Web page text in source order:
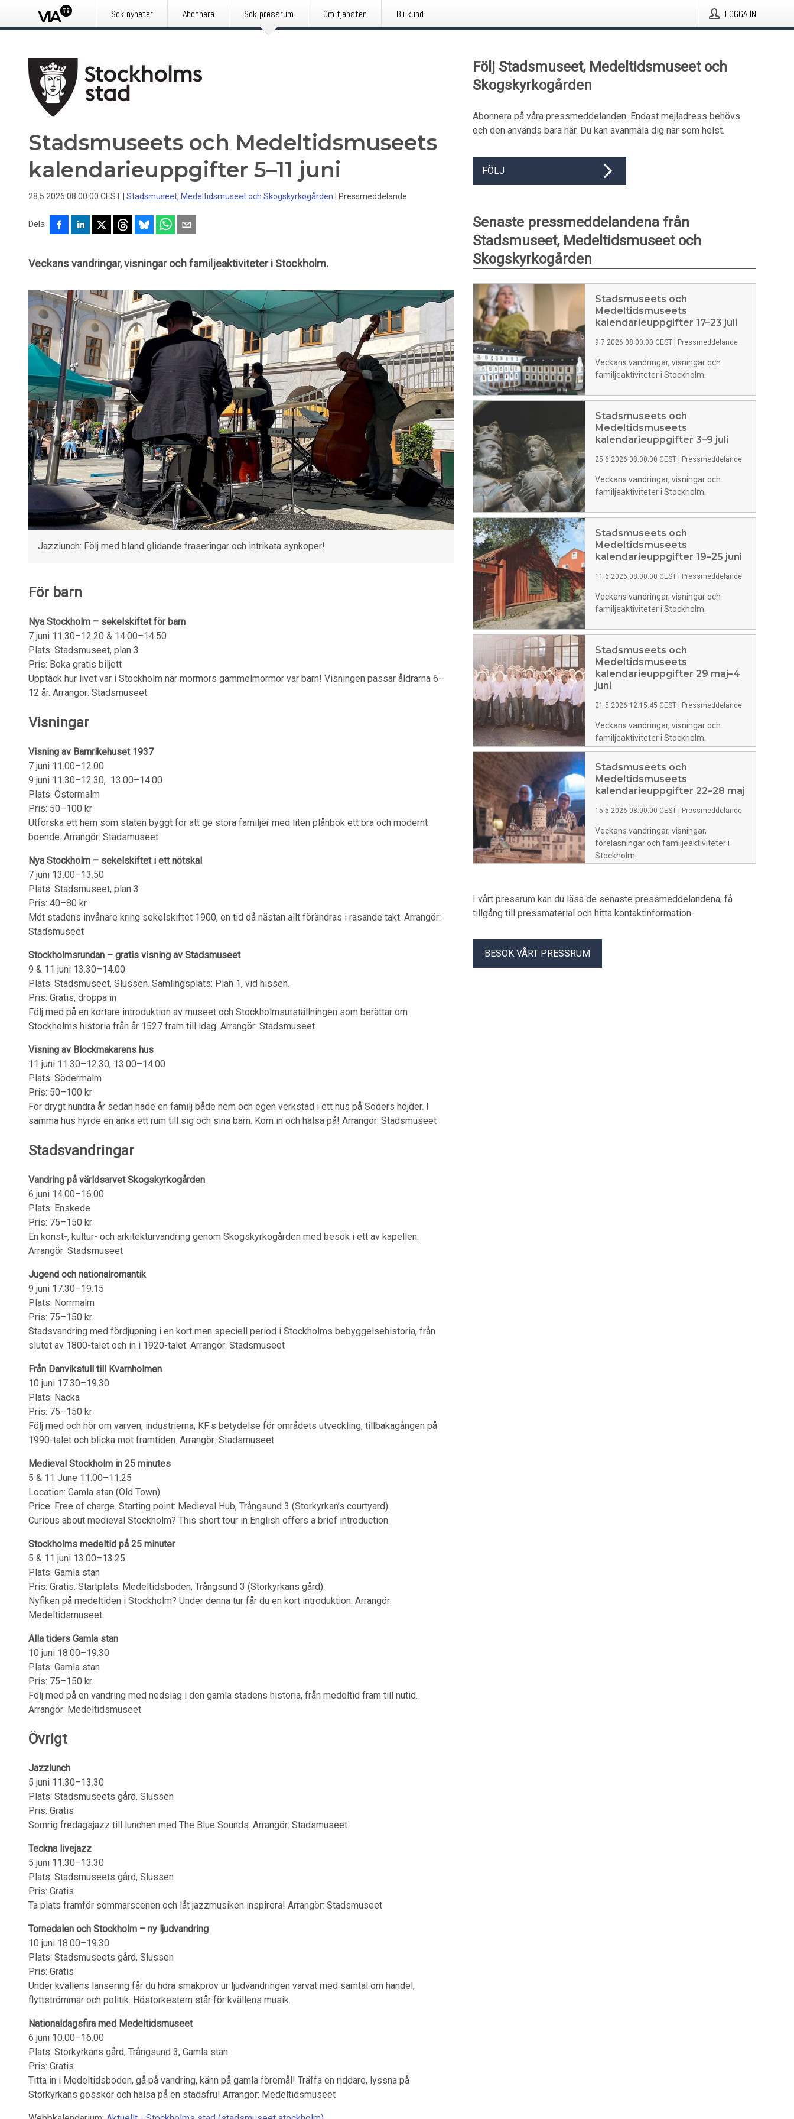
Sök nyheter Abonnera Sök pressrum Om tjänsten Bli kund LOGGA IN
Stadsmuseets och Medeltidsmuseets
kalendarieuppgifter 5–11 juni
28.5.2026 08:00:00 CEST Stadsmuseet, Medeltidsmuseet och Skogskyrkogården Pressmeddelande
Dela
Veckans vandringar, visningar och familjeaktiviteter i Stockholm.
Jazzlunch: Följ med bland glidande fraseringar och intrikata synkoper!
För barn
Nya Stockholm – sekelskiftet för barn
7 juni 11.30–12.20 & 14.00–14.50
Plats: Stadsmuseet, plan 3
Pris: Boka gratis biljett
Upptäck hur livet var i Stockholm när mormors gammelmormor var barn! Visningen passar åldrarna 6–
12 år. Arrangör: Stadsmuseet
Visningar
Visning av Barnrikehuset 1937
7 juni 11.00–12.00
9 juni 11.30–12.30, 13.00–14.00
Plats: Östermalm
Pris: 50–100 kr
Utforska ett hem som staten byggt för att ge stora familjer med liten plånbok ett bra och modernt
boende. Arrangör: Stadsmuseet
Nya Stockholm – sekelskiftet i ett nötskal
7 juni 13.00–13.50
Plats: Stadsmuseet, plan 3
Pris: 40–80 kr
Möt stadens invånare kring sekelskiftet 1900, en tid då nästan allt förändras i rasande takt. Arrangör:
Stadsmuseet
Stockholmsrundan – gratis visning av Stadsmuseet
9 & 11 juni 13.30–14.00
Plats: Stadsmuseet, Slussen. Samlingsplats: Plan 1, vid hissen.
Pris: Gratis, droppa in
Följ med på en kortare introduktion av museet och Stockholmsutställningen som berättar om
Stockholms historia från år 1527 fram till idag. Arrangör: Stadsmuseet
Visning av Blockmakarens hus
11 juni 11.30–12.30, 13.00–14.00
Plats: Södermalm
Pris: 50–100 kr
För drygt hundra år sedan hade en familj både hem och egen verkstad i ett hus på Söders höjder. I
samma hus hyrde en änka ett rum till sig och sina barn. Kom in och hälsa på! Arrangör: Stadsmuseet
Stadsvandringar
Vandring på världsarvet Skogskyrkogården
6 juni 14.00–16.00
Plats: Enskede
Pris: 75–150 kr
En konst-, kultur- och arkitekturvandring genom Skogskyrkogården med besök i ett av kapellen.
Arrangör: Stadsmuseet
Jugend och nationalromantik
9 juni 17.30–19.15
Plats: Norrmalm
Pris: 75–150 kr
Stadsvandring med fördjupning i en kort men speciell period i Stockholms bebyggelsehistoria, från
slutet av 1800-talet och in i 1920-talet. Arrangör: Stadsmuseet
Från Danvikstull till Kvarnholmen
10 juni 17.30–19.30
Plats: Nacka
Pris: 75–150 kr
Följ med och hör om varven, industrierna, KF:s betydelse för områdets utveckling, tillbakagången på
1990-talet och blicka mot framtiden. Arrangör: Stadsmuseet
Medieval Stockholm in 25 minutes
5 & 11 June 11.00–11.25
Location: Gamla stan (Old Town)
Price: Free of charge. Starting point: Medieval Hub, Trångsund 3 (Storkyrkan’s courtyard).
Curious about medieval Stockholm? This short tour in English offers a brief introduction.
Stockholms medeltid på 25 minuter
5 & 11 juni 13.00–13.25
Plats: Gamla stan
Pris: Gratis. Startplats: Medeltidsboden, Trångsund 3 (Storkyrkans gård).
Nyfiken på medeltiden i Stockholm? Under denna tur får du en kort introduktion. Arrangör:
Medeltidsmuseet
Alla tiders Gamla stan
10 juni 18.00–19.30
Plats: Gamla stan
Pris: 75–150 kr
Följ med på en vandring med nedslag i den gamla stadens historia, från medeltid fram till nutid.
Arrangör: Medeltidsmuseet
Övrigt
Jazzlunch
5 juni 11.30–13.30
Plats: Stadsmuseets gård, Slussen
Pris: Gratis
Somrig fredagsjazz till lunchen med The Blue Sounds. Arrangör: Stadsmuseet
Teckna livejazz
5 juni 11.30–13.30
Plats: Stadsmuseets gård, Slussen
Pris: Gratis
Ta plats framför sommarscenen och låt jazzmusiken inspirera! Arrangör: Stadsmuseet
Tornedalen och Stockholm – ny ljudvandring
10 juni 18.00–19.30
Plats: Stadsmuseets gård, Slussen
Pris: Gratis
Under kvällens lansering får du höra smakprov ur ljudvandringen varvat med samtal om handel,
flyttströmmar och politik. Höstorkestern står för kvällens musik.
Nationaldagsfira med Medeltidsmuseet
6 juni 10.00–16.00
Plats: Storkyrkans gård, Trångsund 3, Gamla stan
Pris: Gratis
Titta in i Medeltidsboden, gå på vandring, känn på gamla föremål! Träffa en riddare, lyssna på
Storkyrkans gosskör och hälsa på en stadsfru! Arrangör: Medeltidsmuseet
Följ Stadsmuseet, Medeltidsmuseet och
Skogskyrkogården
Abonnera på våra pressmeddelanden. Endast mejladress behövs
och den används bara här. Du kan avanmäla dig när som helst.
FÖLJ
Senaste pressmeddelandena från
Stadsmuseet, Medeltidsmuseet och
Skogskyrkogården
Stadsmuseets och
Medeltidsmuseets
kalendarieuppgifter 17–23 juli
9.7.2026 08:00:00 CEST Pressmeddelande
Veckans vandringar, visningar och
familjeaktiviteter i Stockholm.
Stadsmuseets och
Medeltidsmuseets
kalendarieuppgifter 3–9 juli
25.6.2026 08:00:00 CEST Pressmeddelande
Veckans vandringar, visningar och
familjeaktiviteter i Stockholm.
Stadsmuseets och
Medeltidsmuseets
kalendarieuppgifter 19–25 juni
11.6.2026 08:00:00 CEST Pressmeddelande
Veckans vandringar, visningar och
familjeaktiviteter i Stockholm.
Stadsmuseets och
Medeltidsmuseets
kalendarieuppgifter 29 maj–4
juni
21.5.2026 12:15:45 CEST Pressmeddelande
Veckans vandringar, visningar och
familjeaktiviteter i Stockholm.
Stadsmuseets och
Medeltidsmuseets
kalendarieuppgifter 22–28 maj
15.5.2026 08:00:00 CEST Pressmeddelande
Veckans vandringar, visningar,
föreläsningar och familjeaktiviteter i
Stockholm.
I vårt pressrum kan du läsa de senaste pressmeddelandena, få
tillgång till pressmaterial och hitta kontaktinformation.
BESÖK VÅRT PRESSRUM